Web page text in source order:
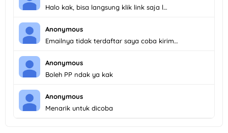
Halo kak, bisa langsung klik link saja l…
Anonymous
Emailnya tidak terdaftar saya coba kirim…
Anonymous
Boleh PP ndak ya kak
Anonymous
Menarik untuk dicoba